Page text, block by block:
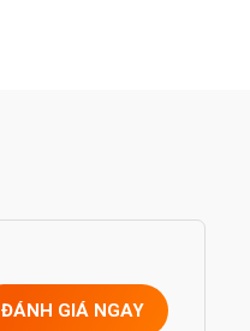
ĐÁNH GIÁ NGAY